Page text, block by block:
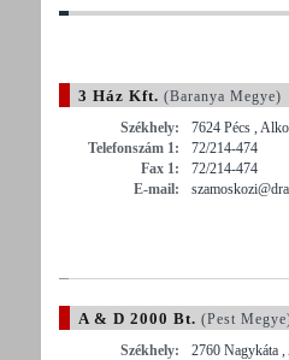
3 Ház Kft. (Baranya Megye)
Székhely:
7624 Pécs ,
Telefonszám 1:
72/214-474
Fax 1:
72/214-474
E-mail:
A & D 2000 Bt. (Pest
Székhely:
2760 Nagykáta